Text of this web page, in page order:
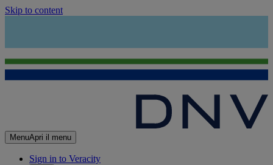
Skip to content
MenuApri il menu
Sign in to Veracity